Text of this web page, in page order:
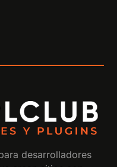
desarrolladores